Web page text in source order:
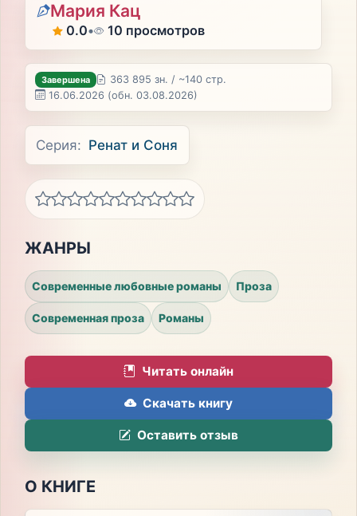
Мария Кац
0.0• 10 просмотров
Завершена
363 895 зн. / ~140 стр.
16.06.2026 (обн. 03.08.2026)
Серия: Ренат и Соня
ЖАНРЫ
Современные любовные романы Проза
Современная проза Романы
Читать онлайн
Скачать книгу
Оставить отзыв
О КНИГЕ